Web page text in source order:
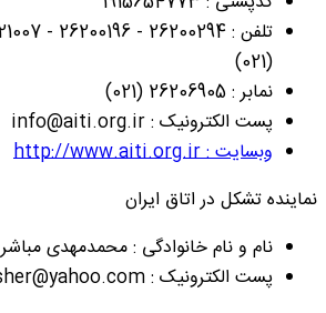
(021)
نمابر : 26206905 (021)
پست الکترونیک : info@aiti.org.ir
وبسایت : http://www.aiti.org.ir
نماینده تشکل در اتاق ایران
نام و نام خانوادگی : محمدمهدی مباشر
پست الکترونیک : mhd_mobasher@yahoo.com